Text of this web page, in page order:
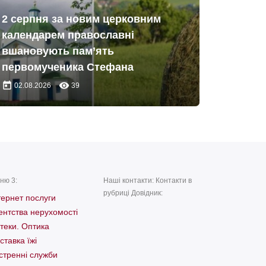
2 серпня за новим церковним
календарем православні
вшановують пам’ять
первомученика Стефана
today 02.08.2026 remove_red_eye 39
3:
послуги
нерухомості
Оптика
їжі
служби
Наші контакти: Контакти в
рубриці Довідник: